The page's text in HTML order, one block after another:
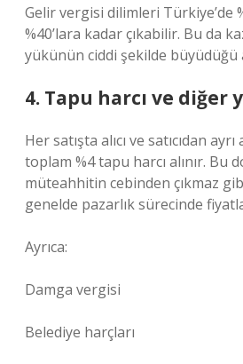
Gelir vergisi dilimleri Türkiye’de
%40’lara kadar çıkabilir. Bu da
yükünün ciddi şekilde büyüdüğü
4. Tapu harcı ve diğer
Her satışta alıcı ve satıcıdan
toplam %4 tapu harcı alınır. Bu
müteahhitin cebinden çıkmaz
genelde pazarlık sürecinde
Ayrıca:
Damga vergisi
Belediye harçları